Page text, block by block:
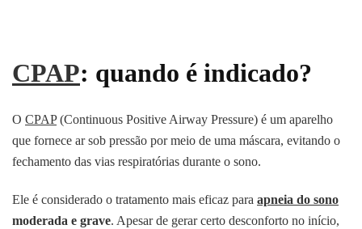
CPAP: quando é indicado?
O CPAP(Continuous Positive Airway Pressure) é um aparelho
que fornece ar sob pressão por meio de uma máscara, evitando o
fechamento das vias respiratórias durante o sono.
Ele é considerado o tratamento mais eficaz para apneia do sono
moderada e grave. Apesar de gerar certo desconforto no início,